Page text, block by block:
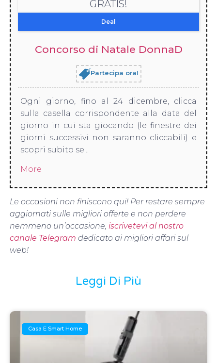
GRATIS!
Deal
Concorso di Natale DonnaD
Partecipa ora!
Ogni giorno, fino al 24 dicembre, clicca
sulla casella corrispondente alla data del
giorno in cui sta giocando (le finestre dei
giorni successivi non saranno cliccabili) e
scopri subito se...
More
Le occasioni non finiscono qui! Per restare sempre
aggiornati sulle migliori offerte e non perdere
nemmeno un’occasione, iscrivetevi al nostro
canale Telegram dedicato ai migliori affari sul
web!
Leggi Di Più
Casa E Smart Home